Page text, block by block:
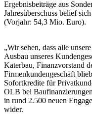
Ergebnisbeiträge aus
Jahresüberschuss belief
(Vorjahr: 54,3 Mio. Euro).
„Wir sehen, dass alle
Ausbau unseres
Katerbau, Finanzvorstand
Firmenkundengeschäft
Sofortkredite für
OLB bei
in rund 2.500 neuen
wider.